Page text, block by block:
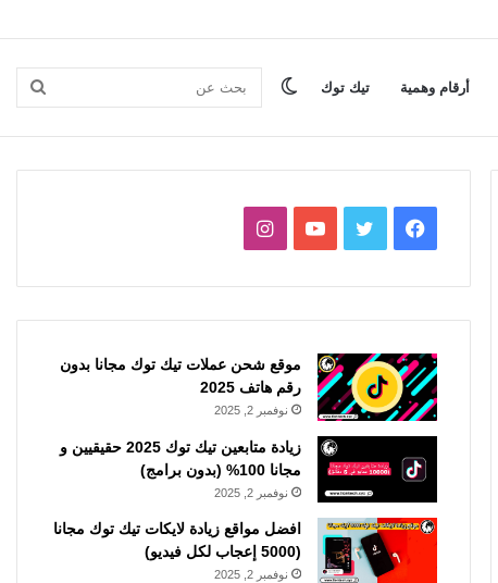
أرقام وهمية تيك توك بحث الوضع
فيسبوكتويتر يوتيوبانستقرام
موقع شحن عملات تيك توك مجانا بدون
رقم هاتف 2025
نوفمبر 2, 2025
زيادة متابعين تيك توك 2025 حقيقيين و
مجانا 100% (بدون برامج)
نوفمبر 2, 2025
افضل مواقع زيادة لايكات تيك توك مجانا
(5000 إعجاب لكل فيديو)
نوفمبر 2, 2025